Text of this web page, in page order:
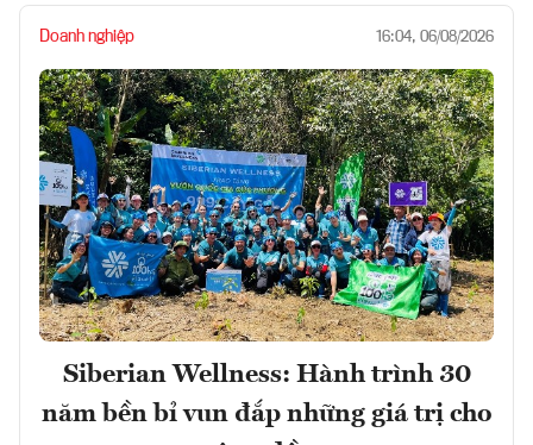
Doanh nghiệp 16:04, 06/08/2026
Siberian Wellness: Hành trình 30
năm bền bỉ vun đắp những giá trị cho